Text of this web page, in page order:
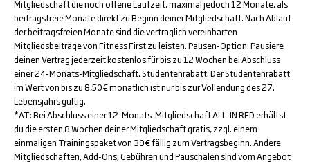
Mitgliedschaft die noch offene Laufzeit, maximal jedoch 12 Monate, als
beitragsfreie Monate direkt zu Beginn deiner Mitgliedschaft. Nach Ablauf
der beitragsfreien Monate sind die vertraglich vereinbarten
Mitgliedsbeiträge von Fitness First zu leisten. Pausen-Option: Pausiere
deinen Vertrag jederzeit kostenlos für bis zu 12 Wochen bei Abschluss
einer 24-Monats-Mitgliedschaft. Studentenrabatt: Der Studentenrabatt
im Wert von bis zu 8,50€ monatlich ist nur bis zur Vollendung des 27.
Lebensjahrs gültig.
*AT: Bei Abschluss einer 12-Monats-Mitgliedschaft ALL-IN RED erhältst
du die ersten 8 Wochen deiner Mitgliedschaft gratis, zzgl. einem
einmaligen Trainingspaket von 39€ fällig zum Vertragsbeginn. Andere
Mitgliedschaften, Add-Ons, Gebühren und Pauschalen sind vom Angebot